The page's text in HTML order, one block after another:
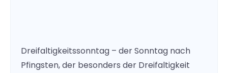
Dreifaltigkeitssonntag – der Sonntag nach
Pfingsten, der besonders der Dreifaltigkeit